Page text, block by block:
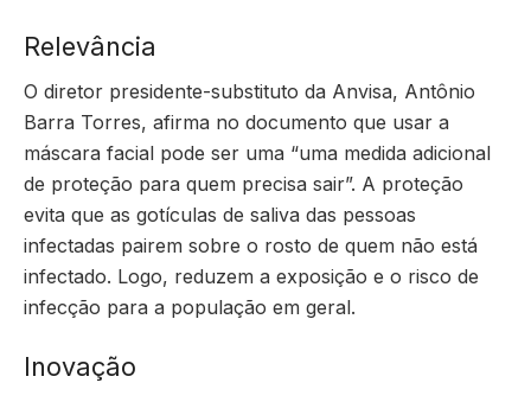
Relevância
O diretor presidente-substituto da Anvisa, Antônio
Barra Torres, afirma no documento que usar a
máscara facial pode ser uma “uma medida adicional
de proteção para quem precisa sair”. A proteção
evita que as gotículas de saliva das pessoas
infectadas pairem sobre o rosto de quem não está
infectado. Logo, reduzem a exposição e o risco de
infecção para a população em geral.
Inovação